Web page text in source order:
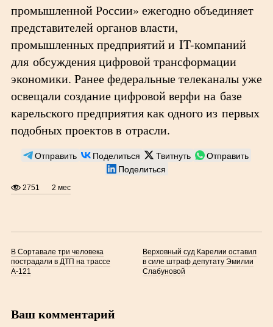
промышленной России» ежегодно объединяет
представителей органов власти,
промышленных предприятий и IT-компаний
для обсуждения цифровой трансформации
экономики. Ранее федеральные телеканалы уже
освещали создание цифровой верфи на базе
карельского предприятия как одного из первых
подобных проектов в отрасли.
Отправить Поделиться Твитнуть
Отправить
Поделиться
2751 2 мес
В Сортавале три человека
пострадали в ДТП на трассе
А-121
Верховный суд Карелии оставил
в силе штраф депутату Эмилии
Слабуновой
Ваш комментарий